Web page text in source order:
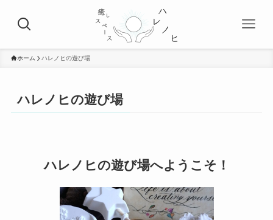
ホーム ハレノヒの遊び場
ハレノヒの遊び場
ハレノヒの遊び場へようこそ！